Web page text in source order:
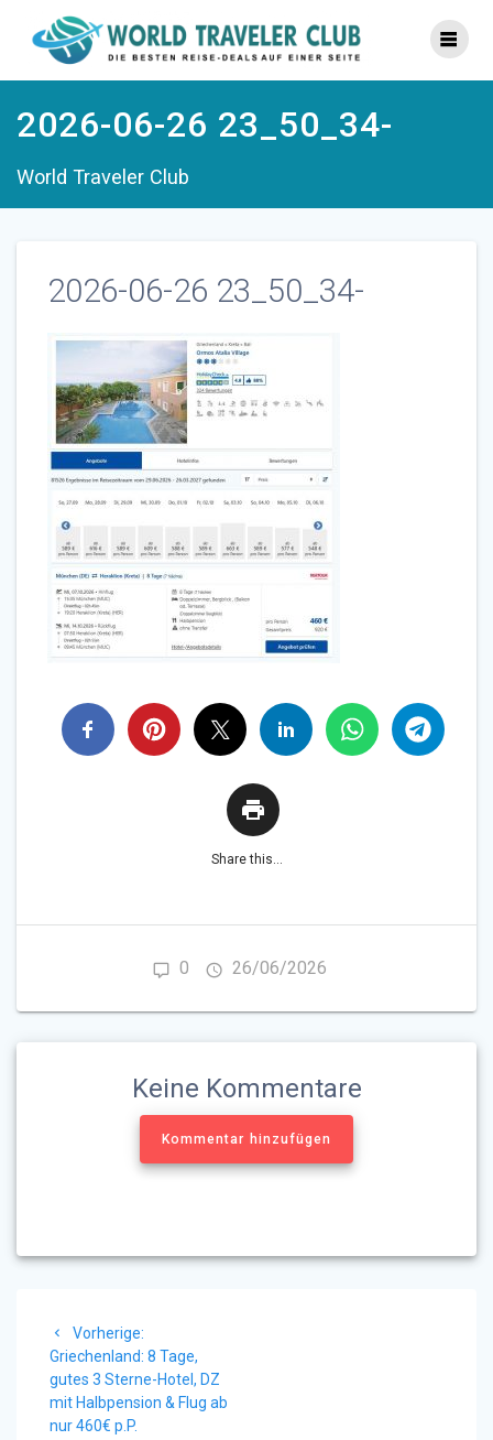
Inhalt
springen
2026-06-26 23_50_34-
World Traveler Club
2026-06-26 23_50_34-
Share this...
0 26/06/2026
Keine Kommentare
Kommentar hinzufügen
Vorherige:
Beitrag:
Griechenland: 8 Tage,
gutes 3 Sterne-Hotel, DZ
mit Halbpension & Flug ab
nur 460€ p.P.